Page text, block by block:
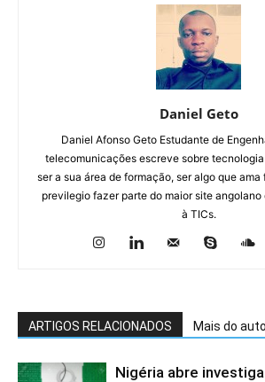
Daniel Geto
Daniel Afonso Geto Estudante de
telecomunicações escreve sobre
ser a sua área de formação, ser algo que ama
previlegio fazer parte do maior site
à TICs.
ARTIGOS RELACIONADOS Mais do
Nigéria abre